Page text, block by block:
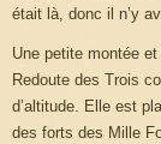
était là, donc il n’y
Une petite montée
Redoute des Trois
d’altitude. Elle est
des forts des Mille